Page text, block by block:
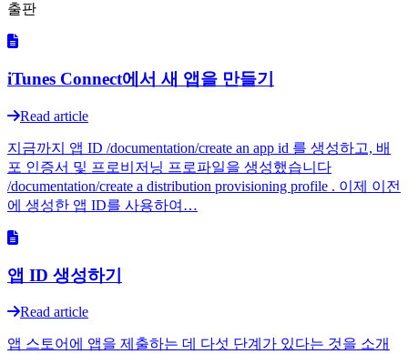
출판
iTunes Connect에서 새 앱을 만들기
Read article
지금까지 앱 ID /documentation/create an app id 를 생성하고, 배
포 인증서 및 프로비저닝 프로파일을 생성했습니다
/documentation/create a distribution provisioning profile . 이제 이전
에 생성한 앱 ID를 사용하여…
앱 ID 생성하기
Read article
앱 스토어에 앱을 제출하는 데 다섯 단계가 있다는 것을 소개